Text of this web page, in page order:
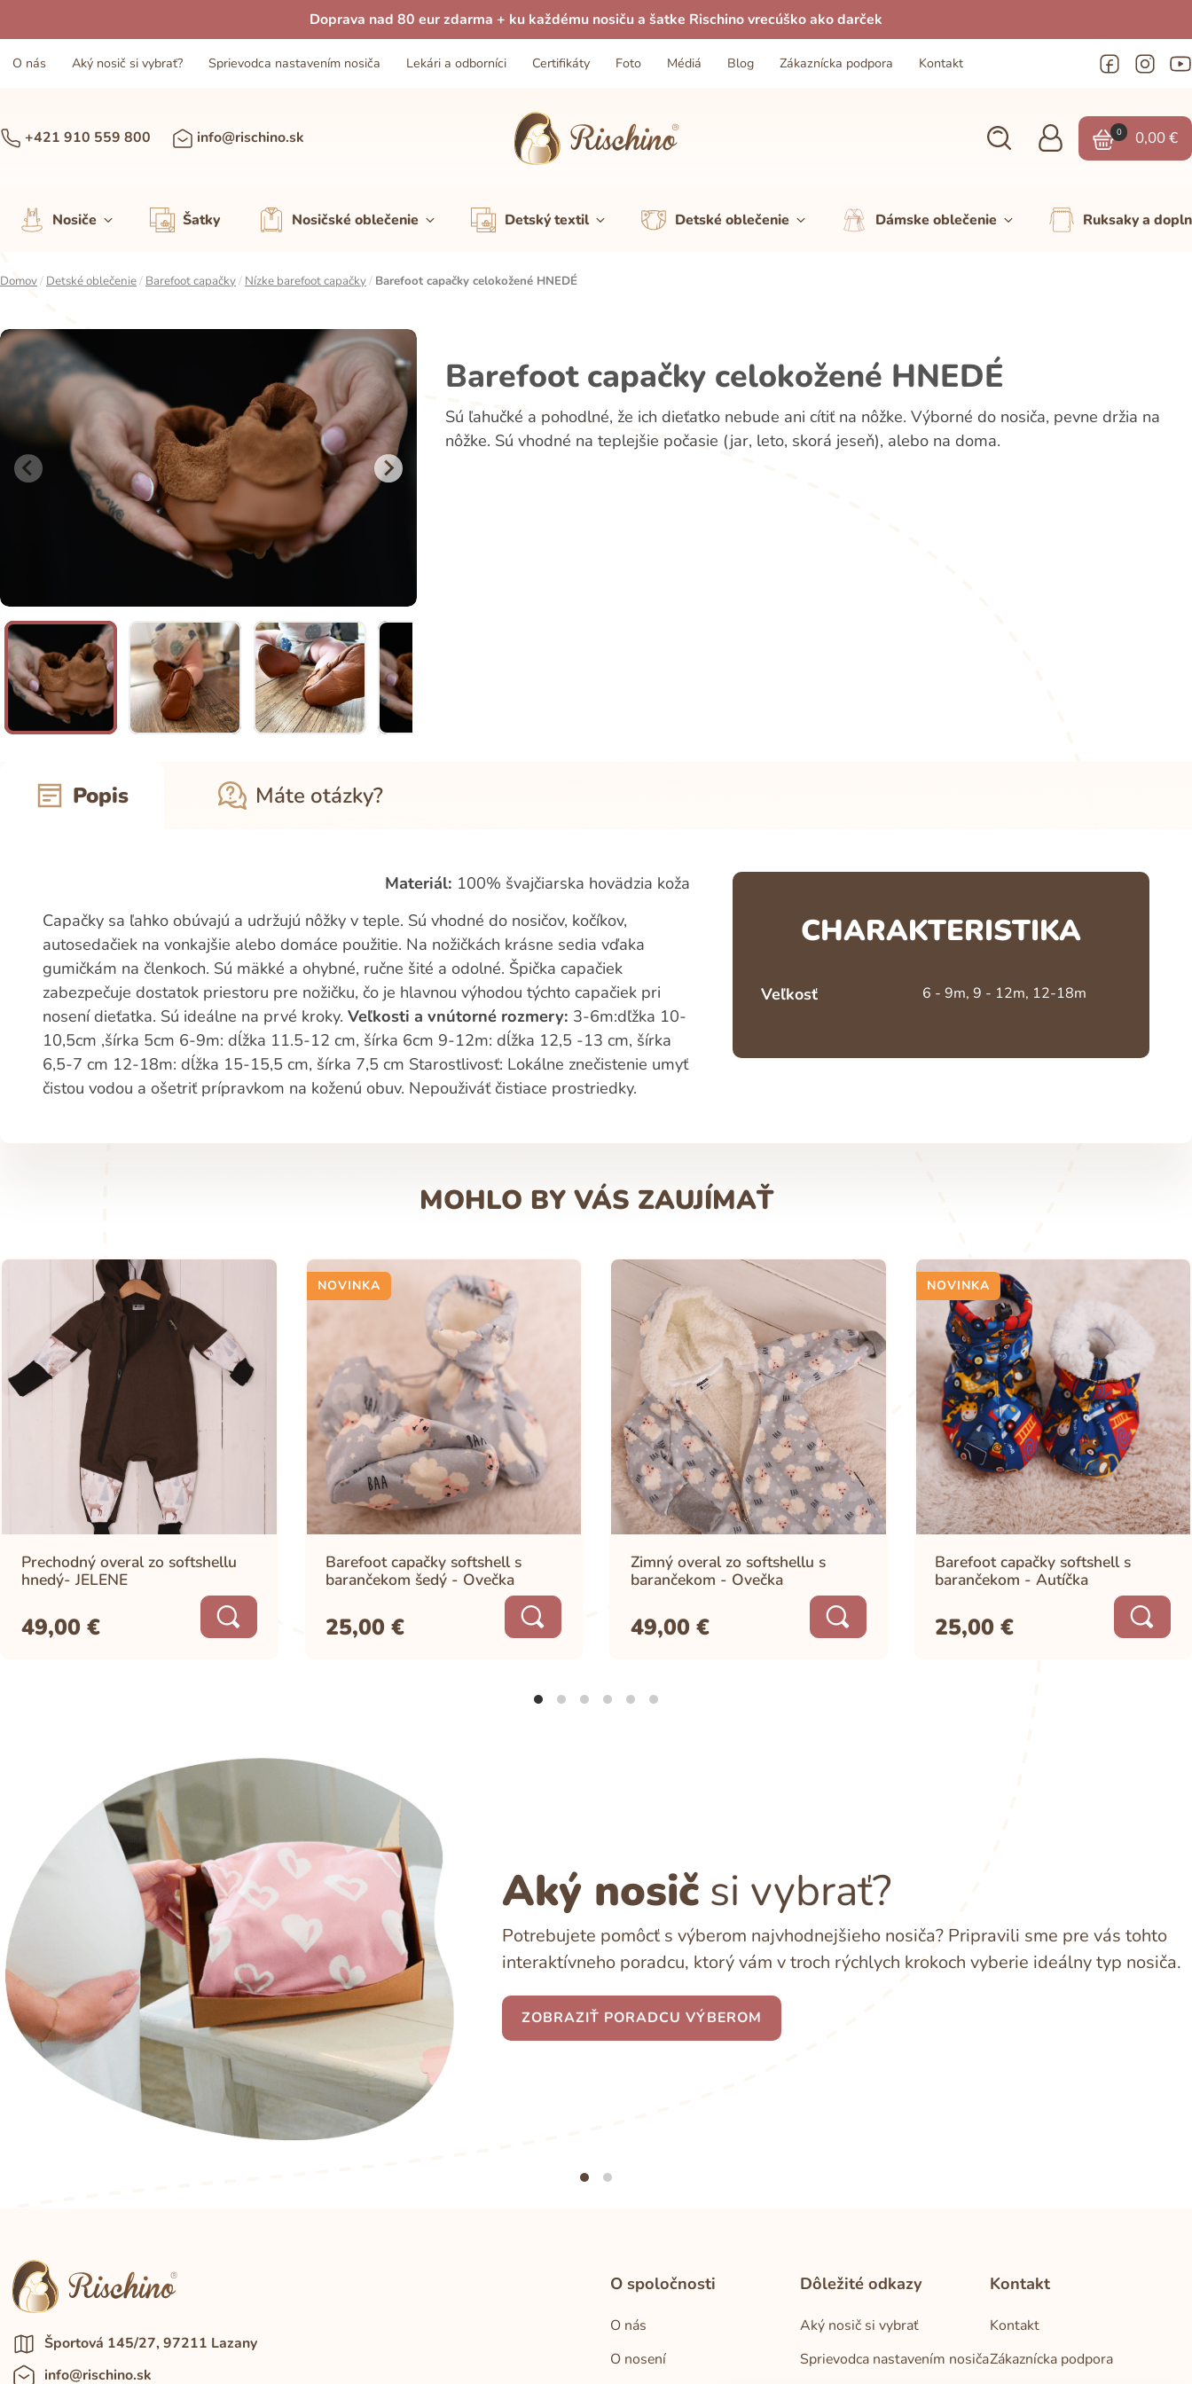
Doprava nad 80 eur zdarma + ku každému nosiču a šatke Rischino vrecúško ako darček
O nás Aký nosič si vybrať? Sprievodca nastavením nosiča Lekári a odborníci Certifikáty Foto Médiá Blog Zákaznícka podpora Kontakt
+421 910 559 800 info@rischino.sk 0 0,00€
Nosiče Šatky Nosičské oblečenie Detský textil Detské oblečenie Dámske oblečenie Ruksaky a
Domov/ Detské oblečenie/ Barefoot capačky/ Nízke barefoot capačky/ Barefoot capačky celokožené HNEDÉ
Barefoot capačky celokožené HNEDÉ
Sú ľahučké a pohodlné, že ich dieťatko nebude ani cítiť na nôžke. Výborné do nosiča, pevne držia na
nôžke. Sú vhodné na teplejšie počasie (jar, leto, skorá jeseň), alebo na doma.
Popis Máte otázky?
Materiál: 100% švajčiarska hovädzia koža
Capačky sa ľahko obúvajú a udržujú nôžky v teple. Sú vhodné do nosičov, kočíkov,
autosedačiek na vonkajšie alebo domáce použitie. Na nožičkách krásne sedia vďaka
gumičkám na členkoch. Sú mäkké a ohybné, ručne šité a odolné. Špička capačiek
zabezpečuje dostatok priestoru pre nožičku, čo je hlavnou výhodou týchto capačiek pri
nosení dieťatka. Sú ideálne na prvé kroky.Veľkosti a vnútorné rozmery: 3-6m:dľžka 10-
10,5cm ,šírka 5cm 6-9m: dĺžka 11.5-12 cm, šírka 6cm 9-12m: dĺžka 12,5 -13 cm, šírka
6,5-7 cm 12-18m: dĺžka 15-15,5 cm, šírka 7,5 cm Starostlivosť: Lokálne znečistenie umyť
čistou vodou a ošetriť prípravkom na koženú obuv. Nepouživáť čistiace prostriedky.
CHARAKTERISTIKA
Veľkosť 6 - 9m, 9 - 12m, 12-18m
MOHLO BY VÁS ZAUJÍMAŤ
Prechodný overal zo softshellu
hnedý- JELENE
49,00 €
NOVINKA
Barefoot capačky softshell s
barančekom šedý - Ovečka
25,00€
Zimný overal zo softshellu s
barančekom - Ovečka
49,00 €
NOVINKA
Barefoot capačky softshell s
barančekom - Autíčka
25,00€
Aký nosič si vybrať?
Potrebujete pomôcť s výberom najvhodnejšieho nosiča? Pripravili sme pre vás tohto
interaktívneho poradcu, ktorý vám v troch rýchlych krokoch vyberie ideálny typ nosiča.
ZOBRAZIŤ PORADCU VÝBEROM
Športová 145/27, 97211 Lazany
info@rischino.sk
O spoločnosti
O nás
O nosení
Dôležité odkazy
Aký nosič si vybrať
Sprievodca nastavením nosiča
Kontakt
Kontakt
Zákaznícka podpora